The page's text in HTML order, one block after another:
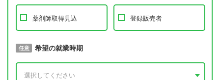
薬剤師取得見込 登録販売者
必須 取得予定年
任意 希望の就業時期